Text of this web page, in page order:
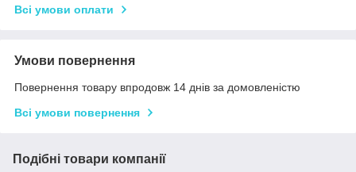
Всі умови оплати
Умови повернення
Повернення товару впродовж 14 днів за домовленістю
Всі умови повернення
Подібні товари компанії